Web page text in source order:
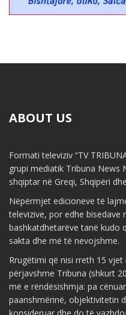
ABOUT US
Formati televiziv “TV
grupi mediatik Tribuna News
shqiptar në Greqi, Shqipëri
Nëpërmjet edicioneve të
televizive, por edhe bisedave
bashkatdhetarëve tanë kudo
sakta dhe më të nevojshme.
Rrugëtimi që nisi rreth 15
përjavshme Tribuna (shkurt
më e rëndësishmja: pa
paanshmërinë, objektivitetin